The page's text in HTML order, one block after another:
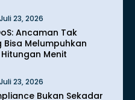
23, 2026
Ancaman Tak
Melumpuhkan
Menit
23, 2026
Bukan Sekadar